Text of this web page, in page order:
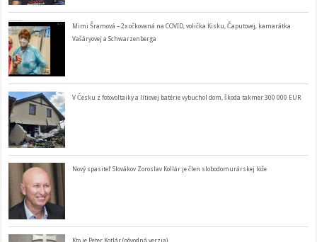
Mimi Šramová – 2x očkovaná na COVID, volička Kisku, Čaputovej, kamarátka
Vašáryovej a Schwarzenberga
V Česku z fotovoltaiky a lítiovej batérie vybuchol dom, škoda takmer 300 000 EUR
Nový spasiteľ Slovákov Zoroslav Kollár je člen slobodomurárskej lóže
Kto je Peter Kotlár (pôvodná verzia)